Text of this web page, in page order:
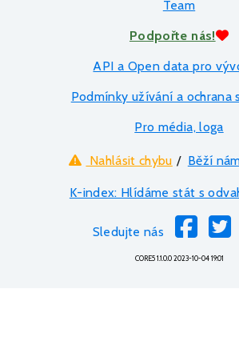
Team
Podpořte nás!
API a Open data pro
Podmínky užívání a ochrana
Pro média, loga
Nahlásit chybu / Běží
K-index: Hlídáme stát s
Sledujte nás
CORE5 1.1.0.0 2023-10-04 19:01